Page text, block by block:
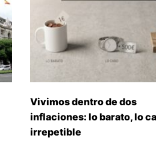
Vivimos dentro de dos
inflaciones: lo barato, lo
irrepetible